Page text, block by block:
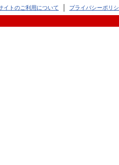
イトのご利用について プライバシーポリ